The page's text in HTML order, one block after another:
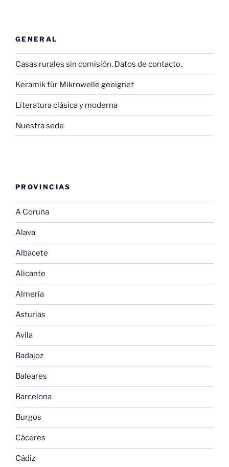
GENERAL
Casas rurales sin comisión. Datos de contacto.
Keramik für Mikrowelle geeignet
Literatura clásica y moderna
Nuestra sede
PROVINCIAS
A Coruña
Alava
Albacete
Alicante
Almería
Asturias
Avila
Badajoz
Baleares
Barcelona
Burgos
Cáceres
Cádiz